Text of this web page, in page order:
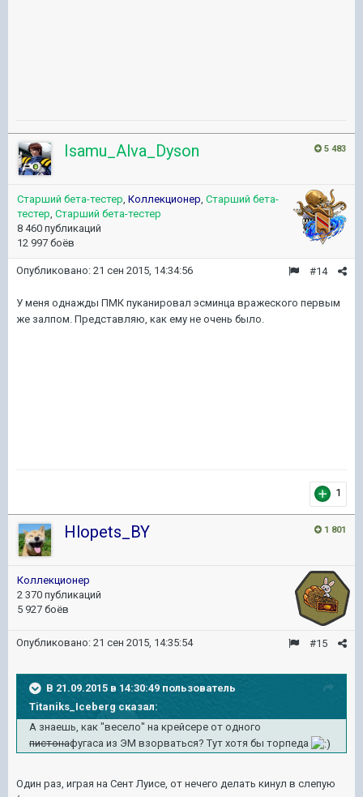
5 483
Isamu_Alva_Dyson
Старший бета-тестер, Коллекционер, Старший бета-
тестер, Старший бета-тестер
8 460 публикаций
12 997 боёв
#14
Опубликовано: 21 сен 2015, 14:34:56
У меня однажды ПМК пуканировал эсминца вражеского первым
же залпом. Представляю, как ему не очень было.
1
1 801
Hlopets_BY
Коллекционер
2 370 публикаций
5 927 боёв
#15
Опубликовано: 21 сен 2015, 14:35:54
В 21.09.2015 в 14:30:49 пользователь
Titaniks_Iceberg сказал:
А знаешь, как "весело" на крейсере от одного
пистонафугаса из ЭМ взорваться? Тут хотя бы торпеда
Один раз, играя на Сент Луисе, от нечего делать кинул в слепую